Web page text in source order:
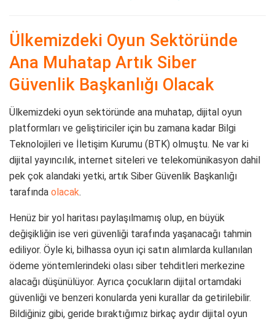
Ülkemizdeki Oyun Sektöründe
Ana Muhatap Artık Siber
Güvenlik Başkanlığı Olacak
Ülkemizdeki oyun sektöründe ana muhatap, dijital oyun
platformları ve geliştiriciler için bu zamana kadar Bilgi
Teknolojileri ve İletişim Kurumu (BTK) olmuştu. Ne var ki
dijital yayıncılık, internet siteleri ve telekomünikasyon dahil
pek çok alandaki yetki, artık Siber Güvenlik Başkanlığı
tarafında olacak.
Henüz bir yol haritası paylaşılmamış olup, en büyük
değişikliğin ise veri güvenliği tarafında yaşanacağı tahmin
ediliyor. Öyle ki, bilhassa oyun içi satın alımlarda kullanılan
ödeme yöntemlerindeki olası siber tehditleri merkezine
alacağı düşünülüyor. Ayrıca çocukların dijital ortamdaki
güvenliği ve benzeri konularda yeni kurallar da getirilebilir.
Bildiğiniz gibi, geride bıraktığımız birkaç aydır dijital oyun